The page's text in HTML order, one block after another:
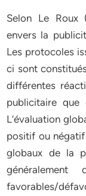
Selon Le Roux
envers la
Les protocoles
ci sont
différentes
publicitaire
L’évaluation
positif ou
globaux de la
généralement
favorables/